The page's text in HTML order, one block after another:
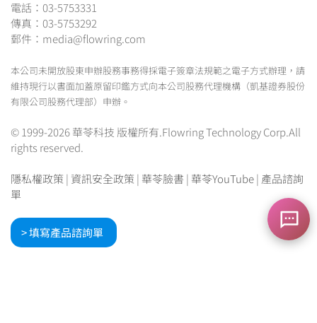
電話：03-5753331
傳真：03-5753292
郵件：media@flowring.com
本公司未開放股東申辦股務事務得採電子簽章法規範之電子方式辦理，請
維持現行以書面加蓋原留印鑑方式向本公司股務代理機構（凱基證券股份
有限公司股務代理部）申辦。
© 1999-2026 華苓科技 版權所有.Flowring Technology Corp.All
rights reserved.
隱私權政策 | 資訊安全政策 | 華苓臉書 | 華苓YouTube| 產品諮詢
單
> 填寫產品諮詢單